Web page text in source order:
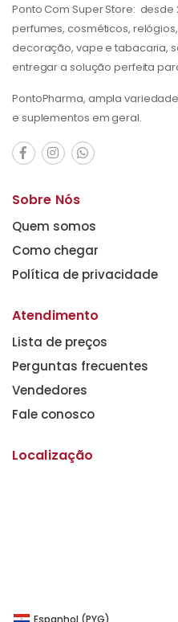
Ponto Com Super Store:
perfumes, cosméticos,
decoração, vape e tabacaria,
entregar a solução perfeita
PontoPharma, ampla
e suplementos em geral.
Sobre Nós
Quem somos
Como chegar
Política de privacidade
Atendimento
Lista de preços
Perguntas frecuentes
Vendedores
Fale conosco
Localização
Espanhol (PYG)